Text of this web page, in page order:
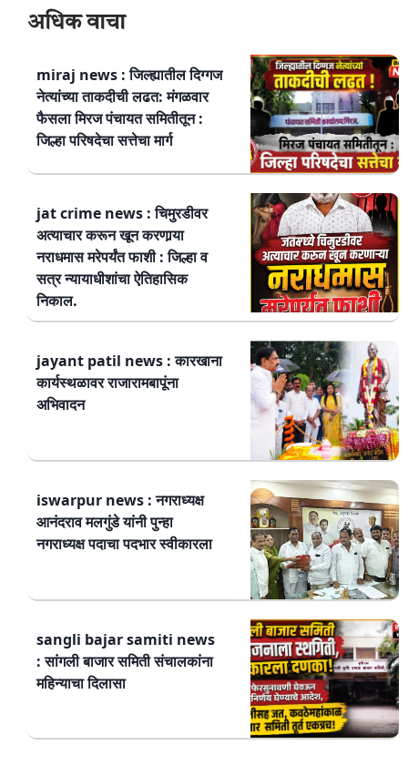
अधिक वाचा
miraj news : जिल्ह्यातील दिग्गज
नेत्यांच्या ताकदीची लढत: मंगळवार
फैसला मिरज पंचायत समितीतून :
जिल्हा परिषदेचा सत्तेचा मार्ग
jat crime news : चिमुरडीवर
अत्याचार करून खून करणार्‍या
नराधमास मरेपर्यंत फाशी : जिल्हा व
सत्र न्यायाधीशांचा ऐतिहासिक
निकाल.
jayant patil news : कारखाना
कार्यस्थळावर राजारामबापूंना
अभिवादन
iswarpur news : नगराध्यक्ष
आनंदराव मलगुंडे यांनी पुन्हा
नगराध्यक्ष पदाचा पदभार स्वीकारला
sangli bajar samiti news
: सांगली बाजार समिती संचालकांना
महिन्याचा दिलासा